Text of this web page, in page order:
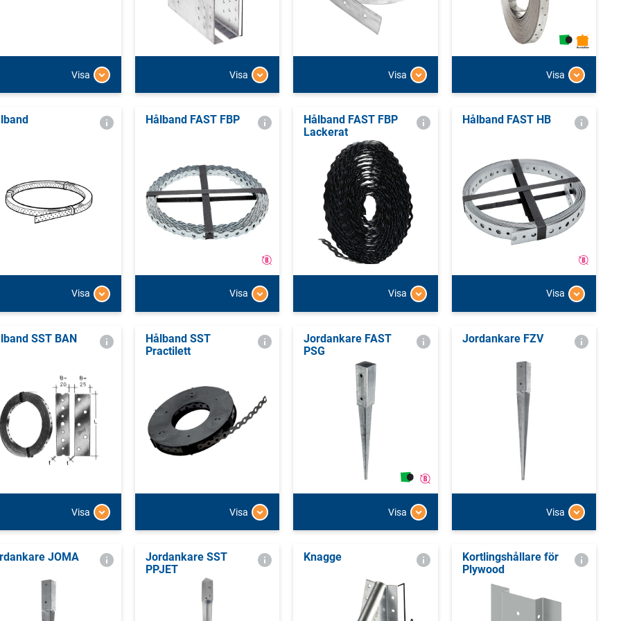
Visa Visa Visa Visa
Visa
Hålband FAST FBP
Visa
Hålband FAST FBP
Lackerat
Visa
Hålband FAST HB
Visa
SST BAN
Visa
Hålband SST
Practilett
Visa
Jordankare FAST
PSG
Visa
Jordankare FZV
Visa
JOMA
Jordankare SST
PPJET
Knagge
Kortlingshållare för
Plywood